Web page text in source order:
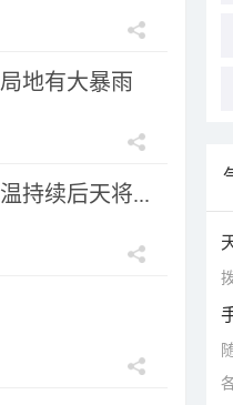
地有大暴雨
持续后天将...